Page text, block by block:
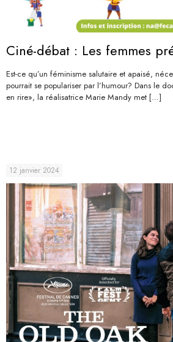
Ciné-débat : Les femmes
Est-ce qu’un féminisme salutaire et apaisé,
pourrait se populariser par l’humour? Dans le
en rire», la réalisatrice Marie Mandy met […]
12 janvier 2024